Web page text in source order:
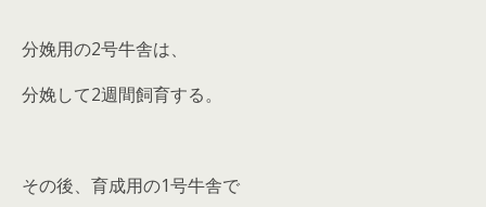
分娩用の2号牛舎は、
分娩して2週間飼育する。
その後、育成用の1号牛舎で